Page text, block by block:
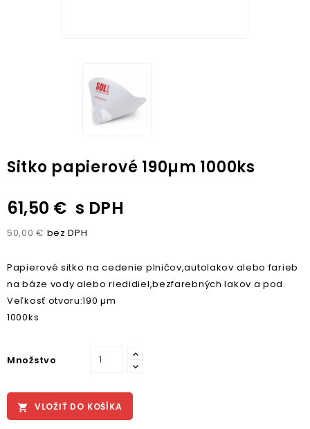
Sitko papierové 190µm 1000ks
61,50 € s DPH
50,00 € bez DPH
Papierové sitko na cedenie plničov,autolakov alebo farieb
na báze vody alebo riedidiel,bezfarebných lakov a pod.
Veľkosť otvoru:190 µm
1000ks
Množstvo
 VLOŽIŤ DO KOŠÍKA